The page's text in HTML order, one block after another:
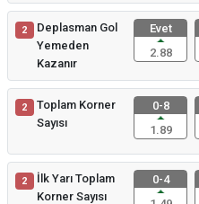
2
Deplasman Gol
Yemeden
Kazanır
Evet
2.88
2
Toplam Korner
Sayısı
0-8
1.89
2
İlk Yarı Toplam
Korner Sayısı
0-4